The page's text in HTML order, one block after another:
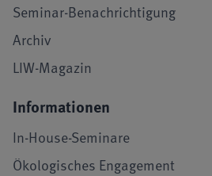
Seminar-Benachrichtigung
Archiv
LIW-Magazin
Informationen
In-House-Seminare
Ökologisches Engagement